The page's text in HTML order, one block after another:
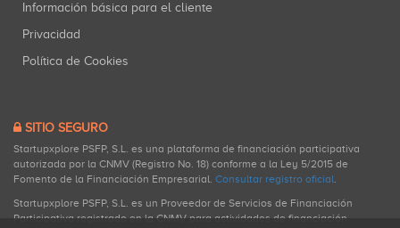
Información básica para el cliente
Privacidad
Política de Cookies
SITIO SEGURO
Startupxplore PSFP, S.L. es una plataforma de financiación participativa
autorizada por la CNMV (Registro No. 18) conforme a la Ley 5/2015 de
Fomento de la Financiación Empresarial. Consultar registro oficial.
Startupxplore PSFP, S.L. es un Proveedor de Servicios de Financiación
Participativa registrado en la CNMV para actividades de financiación